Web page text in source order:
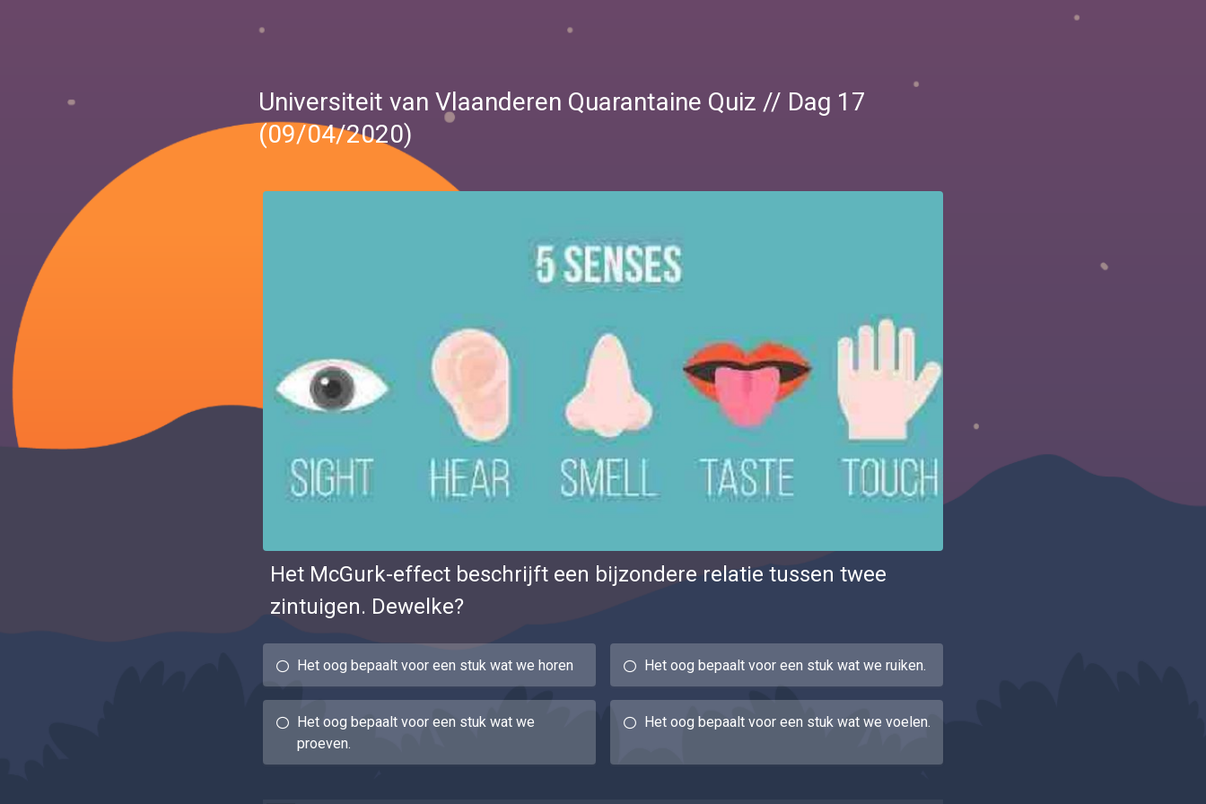
Universiteit van Vlaanderen Quarantaine Quiz // Dag 17
(09/04/2020)
Het McGurk-effect beschrijft een bijzondere relatie tussen twee
zintuigen. Dewelke?
Het oog bepaalt voor een stuk wat we horen Het oog bepaalt voor een stuk wat we ruiken.
Het oog bepaalt voor een stuk wat we
proeven.
Het oog bepaalt voor een stuk wat we voelen.